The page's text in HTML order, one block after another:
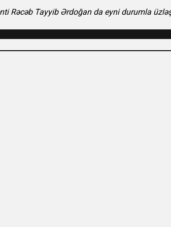
Rəcəb Tayyib Ərdoğan da eyni durumla